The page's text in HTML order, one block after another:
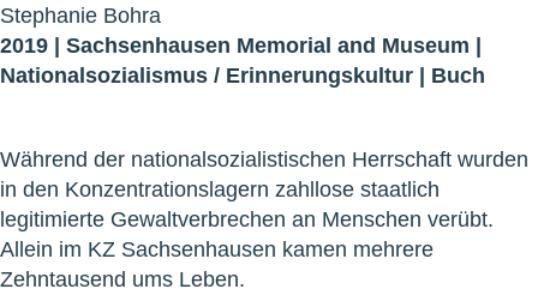
Stephanie Bohra
2019 | Sachsenhausen Memorial and Museum |
Nationalsozialismus / Erinnerungskultur | Buch
Während der nationalsozialistischen Herrschaft wurden
in den Konzentrationslagern zahllose staatlich
legitimierte Gewaltverbrechen an Menschen verübt.
Allein im KZ Sachsenhausen kamen mehrere
Zehntausend ums Leben.